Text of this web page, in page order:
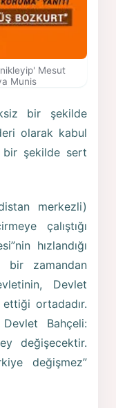
Mesut
Munis
bir şekilde
olarak kabul
bir şekilde sert
merkezli)
çalıştığı
hızlandığı
bir zamandan
Devlet
ortadadır.
Bahçeli:
değişecektir.
değişmez”